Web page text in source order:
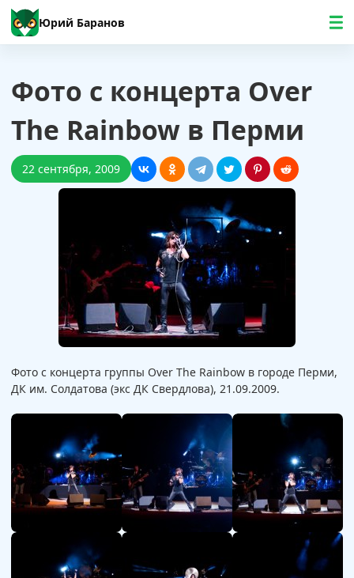
Юрий Баранов
Фото с концерта Over
The Rainbow в Перми
22 сентября, 2009
Фото с концерта группы Over The Rainbow в городе Перми,
ДК им. Солдатова (экс ДК Свердлова), 21.09.2009.